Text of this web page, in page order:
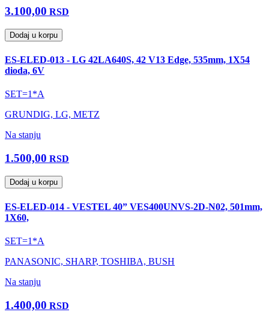
3.100,00 RSD
Dodaj u korpu
ES-ELED-013 - LG 42LA640S, 42 V13 Edge, 535mm, 1X54
dioda, 6V
SET=1*A
GRUNDIG, LG, METZ
Na stanju
1.500,00 RSD
Dodaj u korpu
ES-ELED-014 - VESTEL 40” VES400UNVS-2D-N02, 501mm,
1X60,
SET=1*A
PANASONIC, SHARP, TOSHIBA, BUSH
Na stanju
1.400,00 RSD